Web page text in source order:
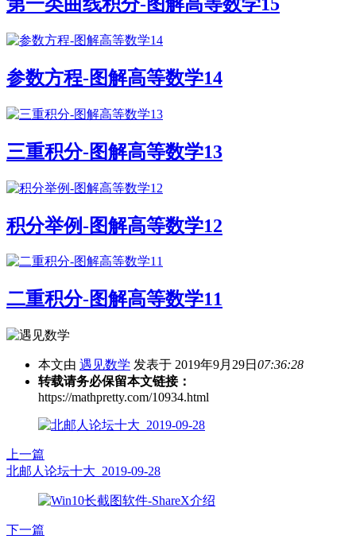
参数方程-图解高等数学14
三重积分-图解高等数学13
积分举例-图解高等数学12
二重积分-图解高等数学11
本文由 遇见数学 发表于 2019年9月29日 07:36:28
转载请务必保留本文链接：
https://mathpretty.com/10934.html
上一篇
北邮人论坛十大_2019-09-28
下一篇